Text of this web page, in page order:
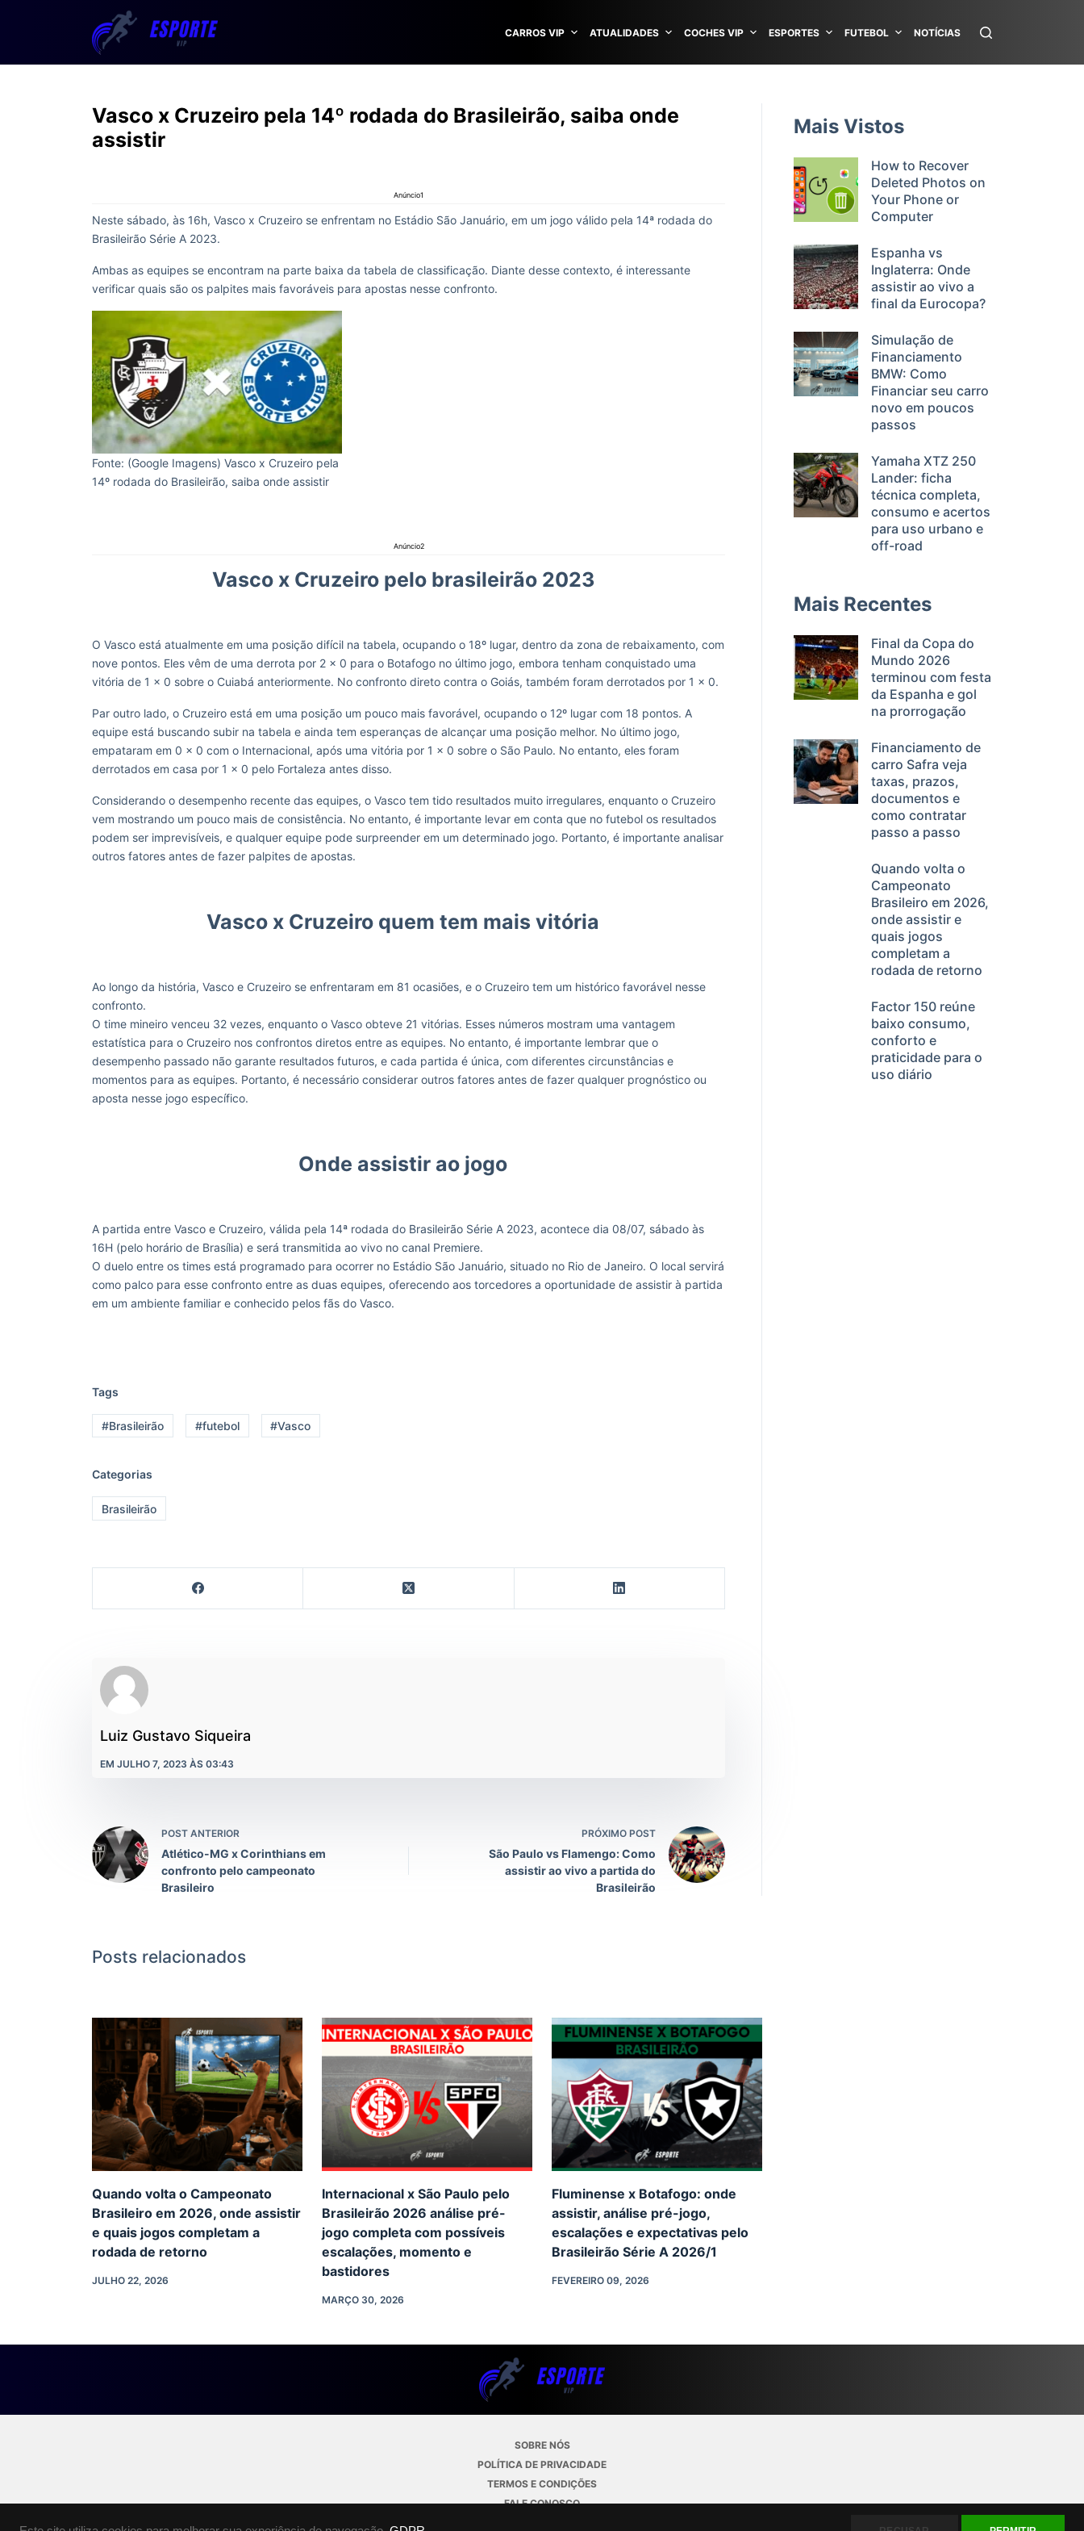
CARROS VIP ATUALIDADES COCHES VIP ESPORTES FUTEBOL NOTÍCIAS
Vasco x Cruzeiro pela 14º rodada do Brasileirão, saiba onde
assistir
Anúncio1
Neste sábado, às 16h, Vasco x Cruzeiro se enfrentam no Estádio São Januário, em um jogo válido pela 14ª rodada do
Brasileirão Série A 2023.
Ambas as equipes se encontram na parte baixa da tabela de classificação. Diante desse contexto, é interessante
verificar quais são os palpites mais favoráveis para apostas nesse confronto.
Fonte: (Google Imagens) Vasco x Cruzeiro pela
14º rodada do Brasileirão, saiba onde assistir
Anúncio2
Vasco x Cruzeiro pelo brasileirão 2023
O Vasco está atualmente em uma posição difícil na tabela, ocupando o 18º lugar, dentro da zona de rebaixamento, com
nove pontos. Eles vêm de uma derrota por 2 x 0 para o Botafogo no último jogo, embora tenham conquistado uma
vitória de 1 x 0 sobre o Cuiabá anteriormente. No confronto direto contra o Goiás, também foram derrotados por 1 x 0.
Par outro lado, o Cruzeiro está em uma posição um pouco mais favorável, ocupando o 12º lugar com 18 pontos. A
equipe está buscando subir na tabela e ainda tem esperanças de alcançar uma posição melhor. No último jogo,
empataram em 0 x 0 com o Internacional, após uma vitória por 1 x 0 sobre o São Paulo. No entanto, eles foram
derrotados em casa por 1 x 0 pelo Fortaleza antes disso.
Considerando o desempenho recente das equipes, o Vasco tem tido resultados muito irregulares, enquanto o Cruzeiro
vem mostrando um pouco mais de consistência. No entanto, é importante levar em conta que no futebol os resultados
podem ser imprevisíveis, e qualquer equipe pode surpreender em um determinado jogo. Portanto, é importante analisar
outros fatores antes de fazer palpites de apostas.
Vasco x Cruzeiro quem tem mais vitória
Ao longo da história, Vasco e Cruzeiro se enfrentaram em 81 ocasiões, e o Cruzeiro tem um histórico favorável nesse
confronto.
O time mineiro venceu 32 vezes, enquanto o Vasco obteve 21 vitórias. Esses números mostram uma vantagem
estatística para o Cruzeiro nos confrontos diretos entre as equipes. No entanto, é importante lembrar que o
desempenho passado não garante resultados futuros, e cada partida é única, com diferentes circunstâncias e
momentos para as equipes. Portanto, é necessário considerar outros fatores antes de fazer qualquer prognóstico ou
aposta nesse jogo específico.
Onde assistir ao jogo
A partida entre Vasco e Cruzeiro, válida pela 14ª rodada do Brasileirão Série A 2023, acontece dia 08/07, sábado às
16H (pelo horário de Brasília) e será transmitida ao vivo no canal Premiere.
O duelo entre os times está programado para ocorrer no Estádio São Januário, situado no Rio de Janeiro. O local servirá
como palco para esse confronto entre as duas equipes, oferecendo aos torcedores a oportunidade de assistir à partida
em um ambiente familiar e conhecido pelos fãs do Vasco.
Tags
#Brasileirão #futebol #Vasco
Categorias
Brasileirão
Luiz Gustavo Siqueira
EM JULHO 7, 2023 ÀS 03:43
POST ANTERIOR
Atlético-MG x Corinthians em
confronto pelo campeonato
Brasileiro
PRÓXIMO POST
São Paulo vs Flamengo: Como
assistir ao vivo a partida do
Brasileirão
Mais Vistos
How to Recover
Deleted Photos on
Your Phone or
Computer
Espanha vs
Inglaterra: Onde
assistir ao vivo a
final da Eurocopa?
Simulação de
Financiamento
BMW: Como
Financiar seu carro
novo em poucos
passos
Yamaha XTZ 250
Lander: ficha
técnica completa,
consumo e acertos
para uso urbano e
off-road
Mais Recentes
Final da Copa do
Mundo 2026
terminou com festa
da Espanha e gol
na prorrogação
Financiamento de
carro Safra veja
taxas, prazos,
documentos e
como contratar
passo a passo
Quando volta o
Campeonato
Brasileiro em 2026,
onde assistir e
quais jogos
completam a
rodada de retorno
Factor 150 reúne
baixo consumo,
conforto e
praticidade para o
uso diário
Posts relacionados
Quando volta o Campeonato
Brasileiro em 2026, onde assistir
e quais jogos completam a
rodada de retorno
JULHO 22, 2026
Internacional x São Paulo pelo
Brasileirão 2026 análise pré-
jogo completa com possíveis
escalações, momento e
bastidores
MARÇO 30, 2026
Fluminense x Botafogo: onde
assistir, análise pré-jogo,
escalações e expectativas pelo
Brasileirão Série A 2026/1
FEVEREIRO 09, 2026
SOBRE NÓS
POLÍTICA DE PRIVACIDADE
TERMOS E CONDIÇÕES
FALE CONOSCO